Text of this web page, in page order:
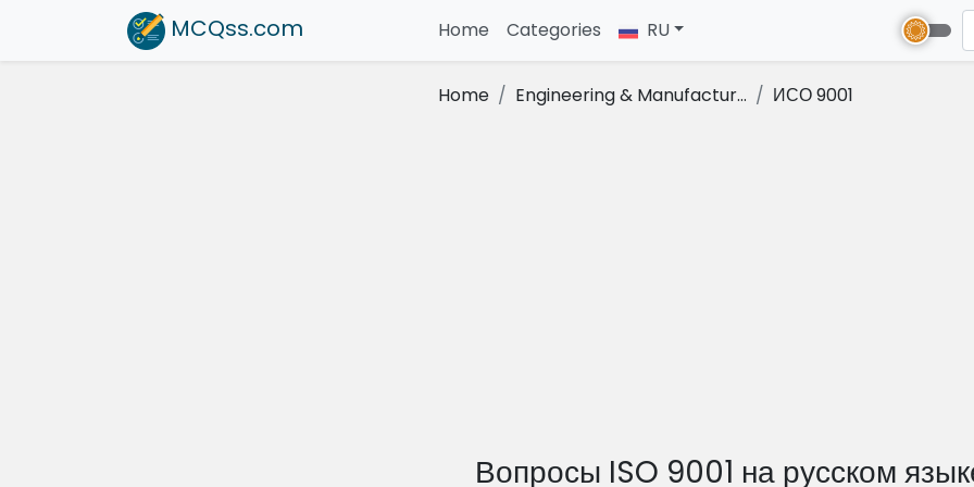
MCQss.com Home (current)
Categories RU
Home Engineering & Manufactur... ИСО 9001
Вопросы ISO 9001 на русском